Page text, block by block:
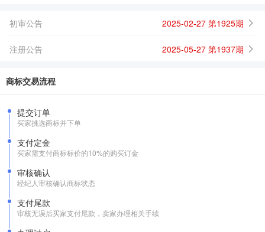
初审公告 2025-02-27 第1925期
注册公告 2025-05-27 第1937期
商标交易流程
提交订单
买家挑选商标并下单
支付定金
买家需支付商标标价的10%的购买订金
审核确认
经纪人审核确认商标状态
支付尾款
审核无误后买家支付尾款，卖家办理相关手续